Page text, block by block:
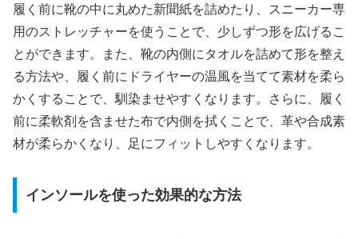
履く前に靴の中に丸めた新聞紙を詰めたり、スニーカー専
用のストレッチャーを使うことで、少しずつ形を広げるこ
とができます。また、靴の内側にタオルを詰めて形を整え
る方法や、履く前にドライヤーの温風を当てて素材を柔ら
かくすることで、馴染ませやすくなります。さらに、履く
前に柔軟剤を含ませた布で内側を拭くことで、革や合成素
材が柔らかくなり、足にフィットしやすくなります。
インソールを使った効果的な方法